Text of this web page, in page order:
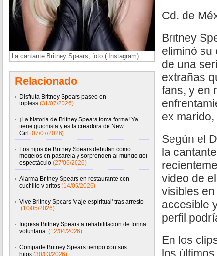
La cantante Britney Spears, foto ( Instagram)
Relacionado
Disfruta Britney Spears paseo en
topless (31/07/2026)
¡La historia de Britney Spears toma forma! Ya
tiene guionista y es la creadora de New
Girl (07/07/2026)
Los hijos de Britney Spears debutan como
modelos en pasarela y sorprenden al mundo del
espectáculo (27/06/2026)
Alarma Britney Spears en restaurante con
cuchillo y gritos (14/05/2026)
Vive Britney Spears 'viaje espiritual' tras arresto
(10/05/2026)
Ingresa Britney Spears a rehabilitación de forma
voluntaria (12/04/2026)
Comparte Britney Spears tiempo con sus
hijos (30/03/2026)
Cd. de
Britney
eliminó su
de una
extrañas
fans, y en
ex
Según el
la
video de
visibles
accesible
perfil
En los
los